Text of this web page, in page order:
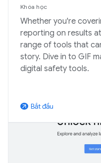
Khóa học
Whether you're
reporting on results
range of tools that
story. Dive in to GIF
digital safety tools.
arrow_outward Bắt đầu